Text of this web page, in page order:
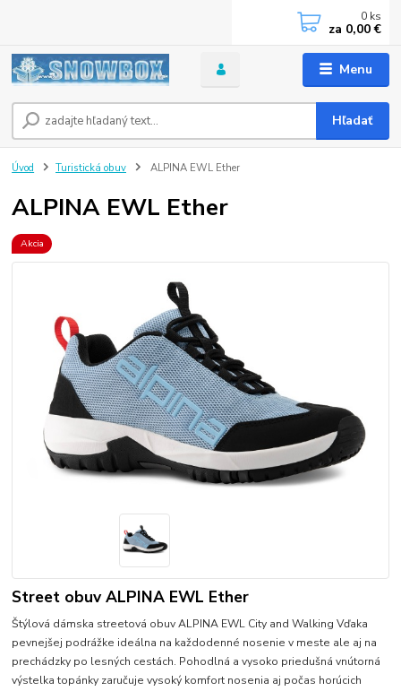
Menu
Hľadať
0 ks
za 0,00 €
Úvod Turistická obuv ALPINA EWL Ether
ALPINA EWL Ether
Akcia
Street obuv ALPINA EWL Ether
Štýlová dámska streetová obuv ALPINA EWL City and Walking Vďaka
pevnejšej podrážke ideálna na každodenné nosenie v meste ale aj na
prechádzky po lesných cestách. Pohodlná a vysoko priedušná vnútorná
výstelka topánky zaručuje vysoký komfort nosenia aj počas horúcich